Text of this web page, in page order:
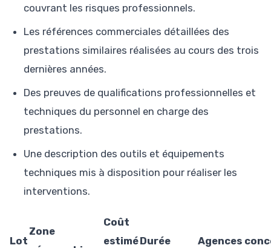
couvrant les risques professionnels.
Les références commerciales détaillées des
prestations similaires réalisées au cours des trois
dernières années.
Des preuves de qualifications professionnelles et
techniques du personnel en charge des
prestations.
Une description des outils et équipements
techniques mis à disposition pour réaliser les
interventions.
Lot
Zone
Coût
estiméDurée Agences